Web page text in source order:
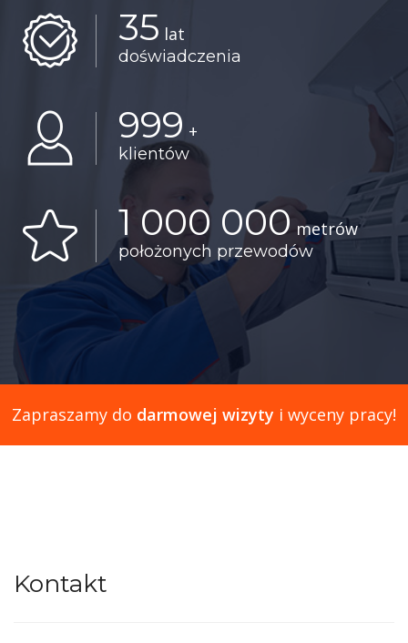
35 lat
doświadczenia
999 +
klientów
1 000 000 metrów
położonych przewodów
Zapraszamy do darmowej wizyty i wyceny pracy!
Kontakt